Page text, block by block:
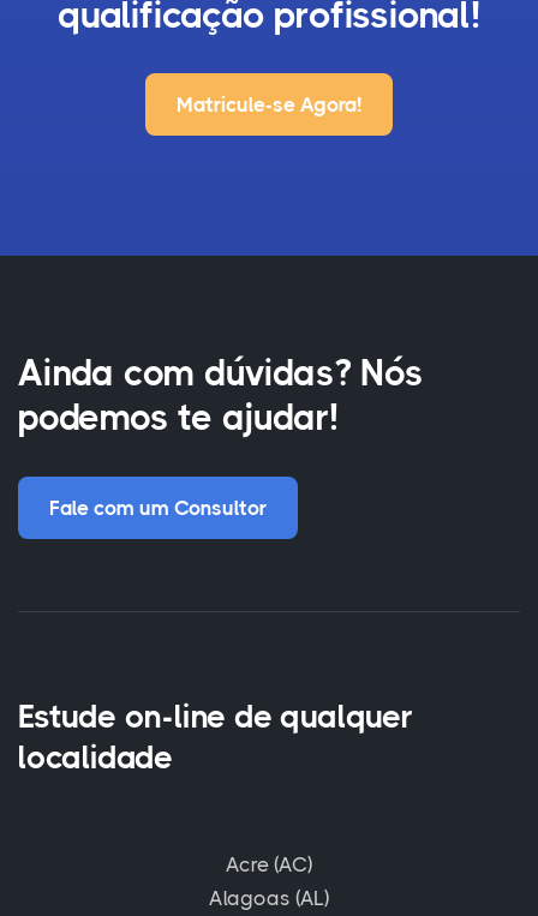
qualificação profissional!
Matricule-se Agora!
Ainda com dúvidas? Nós
podemos te ajudar!
Fale com um Consultor
Estude on-line de qualquer
localidade
Acre (AC)
Alagoas (AL)